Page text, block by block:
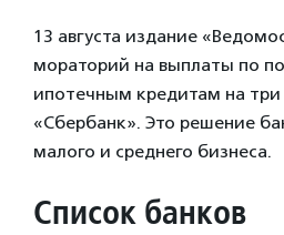
13 августа издание
мораторий на выплаты по
ипотечным кредитам на три
«Сбербанк». Это решение
малого и среднего бизнеса.
Список банков